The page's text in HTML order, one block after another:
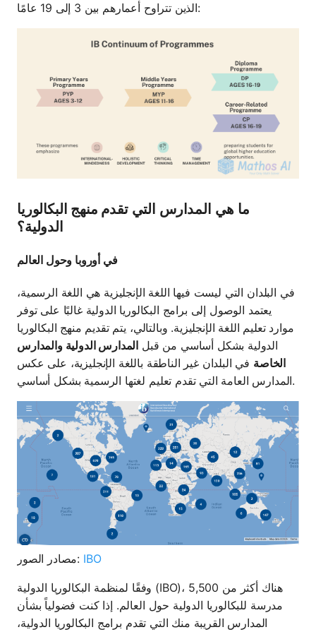
الذين تتراوح أعمارهم بين 3 إلى 19 عامًا:
ما هي المدارس التي تقدم منهج البكالوريا
الدولية؟
في أوروبا وحول العالم
في البلدان التي ليست فيها اللغة الإنجليزية هي اللغة الرسمية،
يعتمد الوصول إلى برامج البكالوريا الدولية غالبًا على توفر
موارد تعليم اللغة الإنجليزية. وبالتالي، يتم تقديم منهج البكالوريا
الدولية بشكل أساسي من قبل المدارس الدولية والمدارس
الخاصة في البلدان غير الناطقة باللغة الإنجليزية، على عكس
المدارس العامة التي تقدم تعليم لغتها الرسمية بشكل أساسي.
مصادر الصور: IBO
وفقًا لمنظمة البكالوريا الدولية (IBO)، هناك أكثر من 5,500
مدرسة للبكالوريا الدولية حول العالم. إذا كنت فضولياً بشأن
المدارس القريبة منك التي تقدم برامج البكالوريا الدولية،